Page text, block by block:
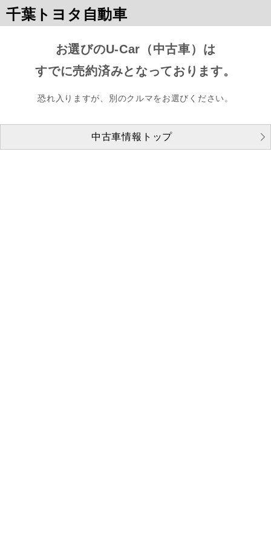
千葉トヨタ自動車
お選びのU-Car（中古車）は
すでに売約済みとなっております。
恐れ入りますが、別のクルマをお選びください。
中古車情報トップ